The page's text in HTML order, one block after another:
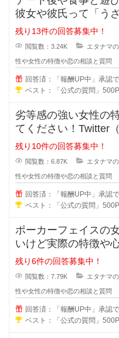
彼女や彼氏って「う
ありますよね？帰り
残り13件の回答募集中！
閲覧数：3.24K エタナマ
性や女性の特徴や恋の相談と質問
回答済：「報酬UP中」承認
ベスト：「公式の質問」
劣等感の強い女性の
てください！Twitter
が強い女性っています
残り10件の回答募集中！
閲覧数：6.87K エタナマ
性や女性の特徴や恋の相談と質問
回答済：「報酬UP中」承認
ベスト：「公式の質問」
ポーカーフェイスの
いけど実際の特徴や
ポーカーフェイスの
残り6件の回答募集中！
閲覧数：7.79K エタナマ
性や女性の特徴や恋の相談と質問
回答済：「報酬UP中」承認
ベスト：「公式の質問」